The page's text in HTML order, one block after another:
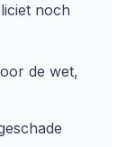
noch
de wet,